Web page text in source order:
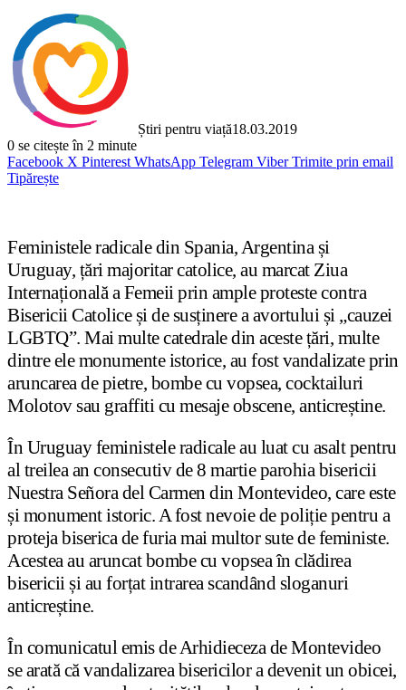
Știri pentru viață18.03.2019
0 se citește în 2 minute
Facebook X Pinterest WhatsApp Telegram Viber Trimite prin email
Tipărește
Feministele radicale din Spania, Argentina și
Uruguay, țări majoritar catolice, au marcat Ziua
Internațională a Femeii prin ample proteste contra
Bisericii Catolice și de susținere a avortului și „cauzei
LGBTQ”. Mai multe catedrale din aceste țări, multe
dintre ele monumente istorice, au fost vandalizate prin
aruncarea de pietre, bombe cu vopsea, cocktailuri
Molotov sau graffiti cu mesaje obscene, anticreștine.
În Uruguay feministele radicale au luat cu asalt pentru
al treilea an consecutiv de 8 martie parohia bisericii
Nuestra Señora del Carmen din Montevideo, care este
și monument istoric. A fost nevoie de poliție pentru a
proteja biserica de furia mai multor sute de feministe.
Acestea au aruncat bombe cu vopsea în clădirea
bisericii și au forțat intrarea scandând sloganuri
anticreștine.
În comunicatul emis de Arhidieceza de Montevideo
se arată că vandalizarea bisericilor a devenit un obicei,